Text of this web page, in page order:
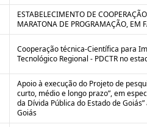
ESTABELECIMENTO DE
MARATONA DE PROGRAMAÇÃO, EM
Cooperação técnica-Científica para
Tecnológico Regional - PDCTR no
Apoio à execução do Projeto de
curto, médio e longo prazo”, em
da Dívida Pública do Estado de
Goiás